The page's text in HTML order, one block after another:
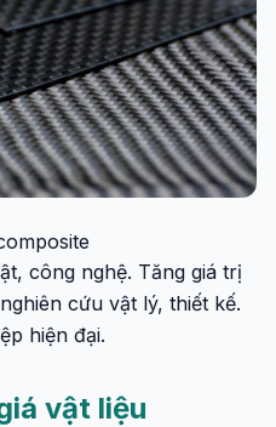
công nghệ. Tăng giá trị
cứu vật lý, thiết kế.
hiện đại.
vật liệu